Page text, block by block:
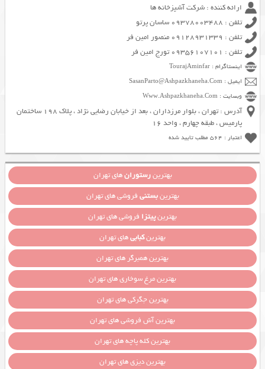
ارائه کننده : شرکت آشپزخانه ها
تلفن : 09378003488 ساسان پرتو
تلفن : 09128931339 منصور امین فر
تلفن : 09356107101 تورج امین فر
اینستاگرام : TourajAminfar
ایمیل : SasanParto@Ashpazkhaneha.Com
وبسایت : Www.Ashpazkhaneha.Com
آدرس : تهران ، بلوار مرزداران ، بعد از خیابان رضایی نژاد ، پلاک 198 ساختمان
پارمیس ، طبقه چهارم ، واحد 16
اعتبار : 564 مطلب تایید شده
بهترینرستورانهای تهران
بهترینبستنی فروشی های تهران
بهترینپیتزا فروشی های تهران
بهترینکبابیهای تهران
بهترین همبرگر های تهران
بهترین مرغ سوخاری های تهران
بهترین جگرکی های تهران
بهترین آش فروشی های تهران
بهترین کله پاچه های تهران
بهترین دیزی های تهران